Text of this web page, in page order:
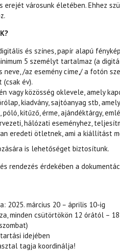
erejét városunk életében. Ehhez
és színes, papír alapú
5 személyt tartalmaz (a
/az esemény címe,/ a fotón
(csak év).
vagy közösség oklevele, amely
kiadvány, sajtóanyag stb,
kitűző, érme, ajándéktárgy,
hálózati eseményhez,
eredeti ötletnek, ami a kiállítást
is lehetőséget biztosítunk.
rendezés érdekében a
2025. március 20 – április 10-ig
minden csütörtökön 12 órától –
idejében
tagja koordinálja!